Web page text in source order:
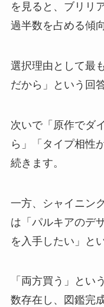
を見ると、ブリリ
過半数を占める傾
選択理由として最
だから」という回
次いで「原作でダ
ら」「タイプ相性
続きます。
一方、シャイニン
は「パルキアのデ
を入手したい」と
「両方買う」とい
数存在し、図鑑完